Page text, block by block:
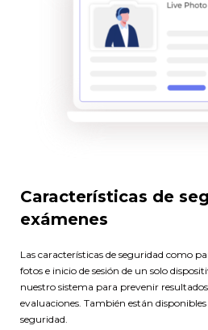
Características de
exámenes
Las características de seguridad como
fotos e inicio de sesión de un solo
nuestro sistema para prevenir
evaluaciones. También están
seguridad.